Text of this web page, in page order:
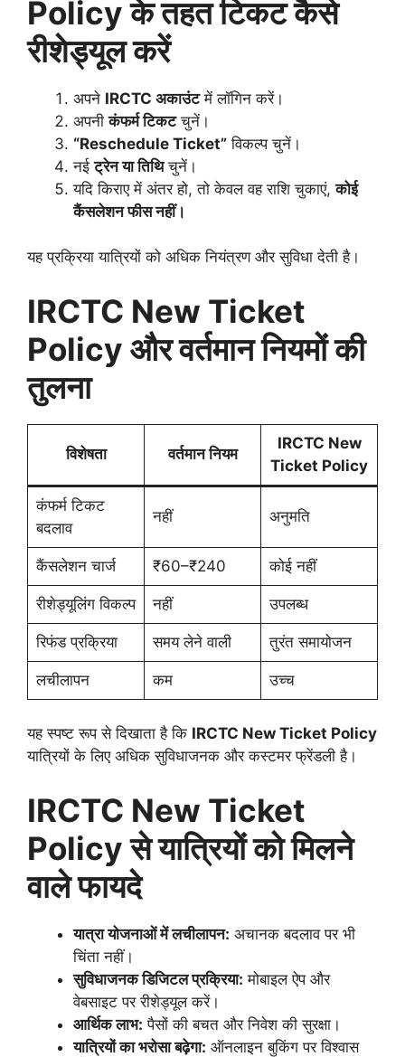
Policy के तहत टिकट कैसे
रीशेड्यूल करें
अपने IRCTC अकाउंटमें लॉगिन करें।
अपनीकंफर्म टिकटचुनें।
“Reschedule Ticket” विकल्प चुनें।
नईट्रेन या तिथिचुनें।
यदि किराए में अंतर हो, तो केवल वह राशि चुकाएं,कोई
कैंसलेशन फीस नहीं।
यह प्रक्रिया यात्रियों को अधिक नियंत्रण और सुविधा देती है।
IRCTC New Ticket
Policy और वर्तमान नियमों की
तुलना
विशेषता वर्तमान नियम
IRCTC New
Ticket Policy
कंफर्म टिकट
बदलाव
नहीं अनुमति
कैंसलेशन चार्ज ₹60–₹240 कोई नहीं
रीशेड्यूलिंग विकल्प नहीं उपलब्ध
रिफंड प्रक्रिया समय लेने वाली तुरंत समायोजन
लचीलापन कम उच्च
यह स्पष्ट रूप से दिखाता है कि IRCTC New Ticket Policy
यात्रियों के लिए अधिक सुविधाजनक और कस्टमर फ्रेंडली है।
IRCTC New Ticket
Policy से यात्रियों को मिलने
वाले फायदे
यात्रा योजनाओं में लचीलापन: अचानक बदलाव पर भी
चिंता नहीं।
सुविधाजनक डिजिटल प्रक्रिया: मोबाइल ऐप और
वेबसाइट पर रीशेड्यूल करें।
आर्थिक लाभ: पैसों की बचत और निवेश की सुरक्षा।
यात्रियों का भरोसा बढ़ेगा: ऑनलाइन बुकिंग पर विश्वास